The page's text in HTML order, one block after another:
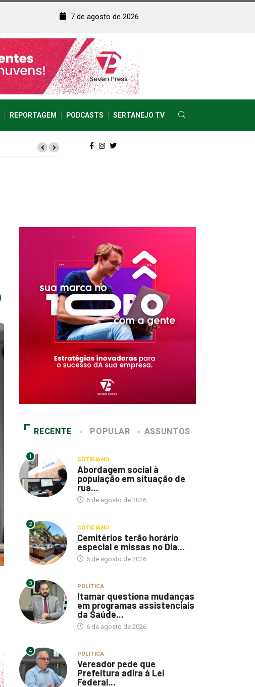
7 de agosto de 2026
REPORTAGEM PODCASTS SERTANEJO TV
RECENTE POPULAR ASSUNTOS
1 COTIDIANO
Abordagem social à
população em situação de
rua...
6 de agosto de 2026
2 COTIDIANO
Cemitérios terão horário
especial e missas no Dia...
6 de agosto de 2026
3 POLÍTICA
Itamar questiona mudanças
em programas assistenciais
da Saúde...
6 de agosto de 2026
4 POLÍTICA
Vereador pede que
Prefeitura adira à Lei
Federal...